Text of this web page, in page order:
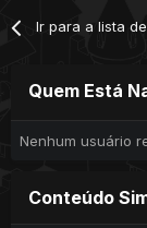
Ir para a lista
Quem Está
Nenhum usuário
Conteúdo